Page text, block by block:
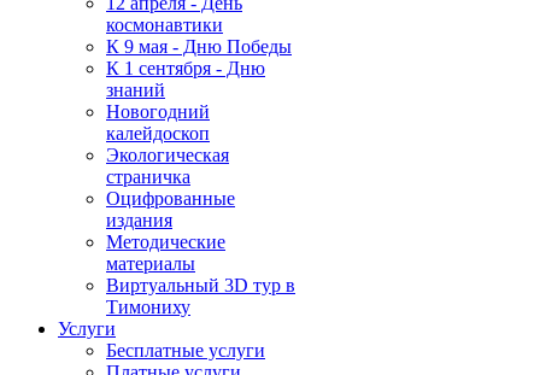
космонавтики
К 9 мая - Дню Победы
К 1 сентября - Дню
знаний
Новогодний
калейдоскоп
Экологическая
страничка
Оцифрованные
издания
Методические
материалы
Виртуальный 3D тур в
Тимониху
Услуги
Бесплатные услуги